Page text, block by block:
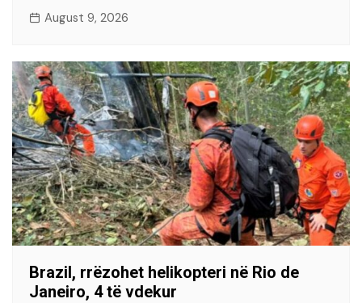
August 9, 2026
Brazil, rrëzohet helikopteri në Rio de
Janeiro, 4 të vdekur